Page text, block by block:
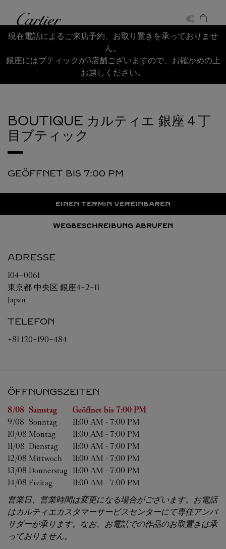
Cartier
Return to Nav
現在電話によるご来店予約、お取り置きを承っておりませ
ん。
銀座にはブティックが3店舗ございますので、お確かめの上
お越しください。
BOUTIQUE カルティエ 銀座４丁
目ブティック
GEÖFFNET BIS 7:00 PM
EINEN TERMIN VEREINBAREN
WEGBESCHREIBUNG ABRUFEN
ADRESSE
104-0061
東京都 中央区 銀座4-2-11
Japan
TELEFON
+81 120-190-484
ÖFFNUNGSZEITEN
WochentagÖffnungszeiten
8/08 Samstag Geöffnet bis 7:00 PM
9/08 Sonntag 11:00 AM - 7:00 PM
10/08 Montag 11:00 AM - 7:00 PM
11/08 Dienstag 11:00 AM - 7:00 PM
12/08 Mittwoch 11:00 AM - 7:00 PM
13/08 Donnerstag 11:00 AM - 7:00 PM
14/08 Freitag 11:00 AM - 7:00 PM
営業日、営業時間は変更になる場合がございます。お電話
はカルティエカスタマーサービスセンターにて専任アンバ
サダーが承ります。なお、お電話での作品のお取置きは承
っておりません。